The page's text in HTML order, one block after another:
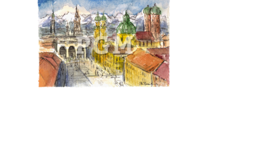
Galerie
Kontakt